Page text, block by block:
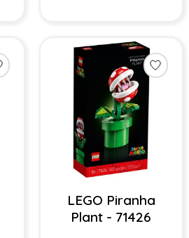
LEGO Piranha
Plant - 71426